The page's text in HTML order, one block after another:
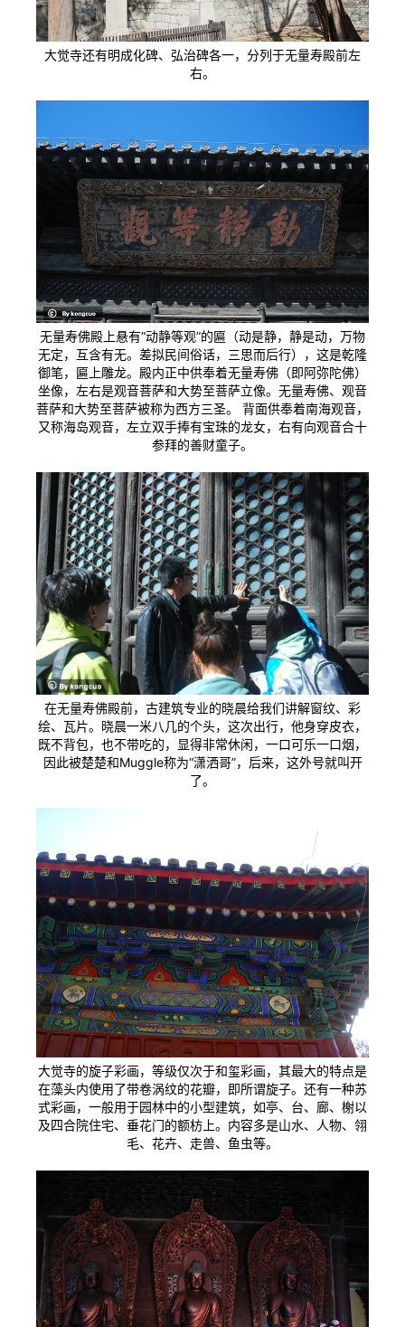
大觉寺还有明成化碑、弘治碑各一，分列于无量寿殿前左
右。
无量寿佛殿上悬有“动静等观”的匾（动是静，静是动，万物
无定，互含有无。差拟民间俗话，三思而后行），这是乾隆
御笔，匾上雕龙。殿内正中供奉着无量寿佛（即阿弥陀佛）
坐像，左右是观音菩萨和大势至菩萨立像。无量寿佛、观音
菩萨和大势至菩萨被称为西方三圣。 背面供奉着南海观音，
又称海岛观音，左立双手捧有宝珠的龙女，右有向观音合十
参拜的善财童子。
在无量寿佛殿前，古建筑专业的晓晨给我们讲解窗纹、彩
绘、瓦片。晓晨一米八几的个头，这次出行，他身穿皮衣，
既不背包，也不带吃的，显得非常休闲，一口可乐一口烟，
因此被楚楚和Muggle称为“潇洒哥”，后来，这外号就叫开
了。
大觉寺的旋子彩画，等级仅次于和玺彩画，其最大的特点是
在藻头内使用了带卷涡纹的花瓣，即所谓旋子。还有一种苏
式彩画，一般用于园林中的小型建筑，如亭、台、廊、榭以
及四合院住宅、垂花门的额枋上。内容多是山水、人物、翎
毛、花卉、走兽、鱼虫等。